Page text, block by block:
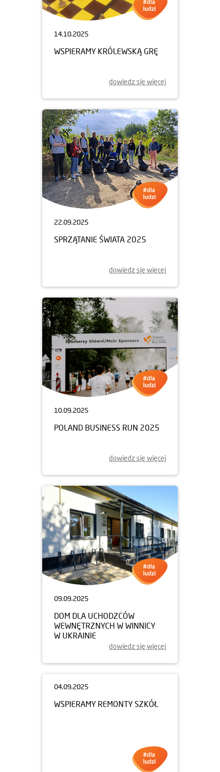
14.10.2025
WSPIERAMY KRÓLEWSKĄ GRĘ
dowiedz się więcej
22.09.2025
SPRZĄTANIE ŚWIATA 2025
dowiedz się więcej
10.09.2025
POLAND BUSINESS RUN 2025
dowiedz się więcej
09.09.2025
DOM DLA UCHODZCÓW
WEWNĘTRZNYCH W WINNICY
W UKRAINIE
dowiedz się więcej
04.09.2025
WSPIERAMY REMONTY SZKÓŁ